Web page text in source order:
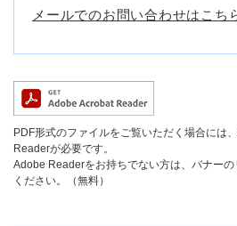
メールでのお問い合わせはこち
PDF形式のファイルをご覧いただく場合には
Readerが必要です。
Adobe Readerをお持ちでない方は、バナー
ください。（無料）